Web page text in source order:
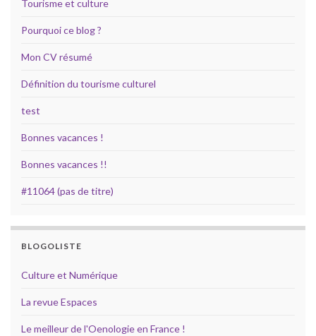
Tourisme et culture
Pourquoi ce blog ?
Mon CV résumé
Définition du tourisme culturel
test
Bonnes vacances !
Bonnes vacances !!
#11064 (pas de titre)
BLOGOLISTE
Culture et Numérique
La revue Espaces
Le meilleur de l'Oenologie en France !